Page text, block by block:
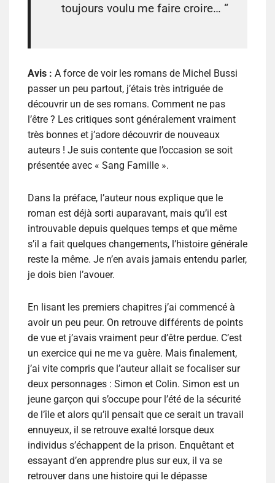
toujours voulu me faire croire… “
Avis : A force de voir les romans de Michel Bussi
passer un peu partout, j’étais très intriguée de
découvrir un de ses romans. Comment ne pas
l’être ? Les critiques sont généralement vraiment
très bonnes et j’adore découvrir de nouveaux
auteurs ! Je suis contente que l’occasion se soit
présentée avec « Sang Famille ».
Dans la préface, l’auteur nous explique que le
roman est déjà sorti auparavant, mais qu’il est
introuvable depuis quelques temps et que même
s’il a fait quelques changements, l’histoire générale
reste la même. Je n’en avais jamais entendu parler,
je dois bien l’avouer.
En lisant les premiers chapitres j’ai commencé à
avoir un peu peur. On retrouve différents de points
de vue et j’avais vraiment peur d’être perdue. C’est
un exercice qui ne me va guère. Mais finalement,
j’ai vite compris que l’auteur allait se focaliser sur
deux personnages : Simon et Colin. Simon est un
jeune garçon qui s’occupe pour l’été de la sécurité
de l’île et alors qu’il pensait que ce serait un travail
ennuyeux, il se retrouve exalté lorsque deux
individus s’échappent de la prison. Enquêtant et
essayant d’en apprendre plus sur eux, il va se
retrouver dans une histoire qui le dépasse